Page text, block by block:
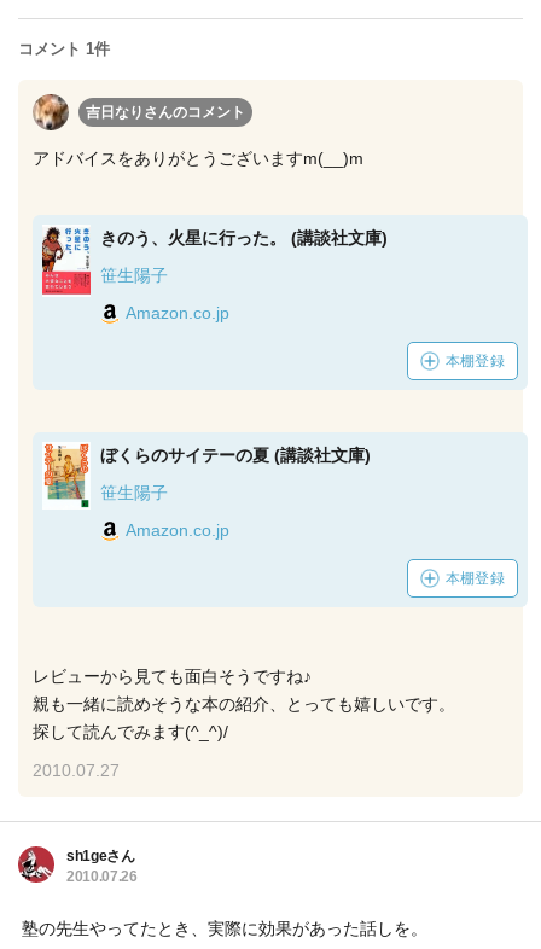
コメント 1件
吉日なりさんのコメント
アドバイスをありがとうございますm(__)m
きのう、火星に行った。 (講談社文庫)
笹生陽子
Amazon.co.jp
本棚登録
ぼくらのサイテーの夏 (講談社文庫)
笹生陽子
Amazon.co.jp
本棚登録
レビューから見ても面白そうですね♪
親も一緒に読めそうな本の紹介、とっても嬉しいです。
探して読んでみます(^_^)/
2010.07.27
sh1geさん
2010.07.26
塾の先生やってたとき、実際に効果があった話しを。